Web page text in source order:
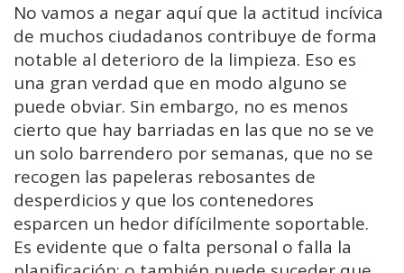
No vamos a negar aquí que la actitud incívica
de muchos ciudadanos contribuye de forma
notable al deterioro de la limpieza. Eso es
una gran verdad que en modo alguno se
puede obviar. Sin embargo, no es menos
cierto que hay barriadas en las que no se ve
un solo barrendero por semanas, que no se
recogen las papeleras rebosantes de
desperdicios y que los contenedores
esparcen un hedor difícilmente soportable.
Es evidente que o falta personal o falla la